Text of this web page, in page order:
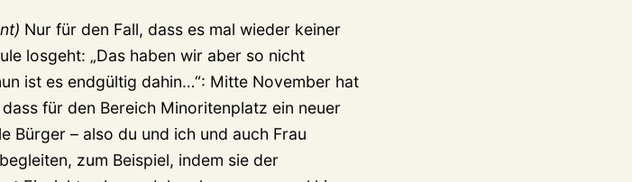
Nur für den Fall, dass es mal wieder keiner
losgeht: „Das haben wir aber so nicht
ist es endgültig dahin…“: Mitte November hat
für den Bereich Minoritenplatz ein neuer
Bürger – also du und ich und auch Frau
zum Beispiel, indem sie der